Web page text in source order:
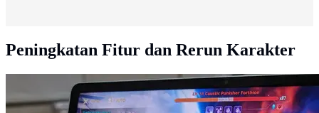
Peningkatan Fitur dan Rerun Karakter